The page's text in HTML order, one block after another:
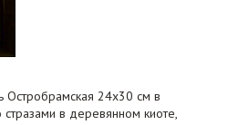
Остробрамская 24x30 см в
в деревянном киоте,